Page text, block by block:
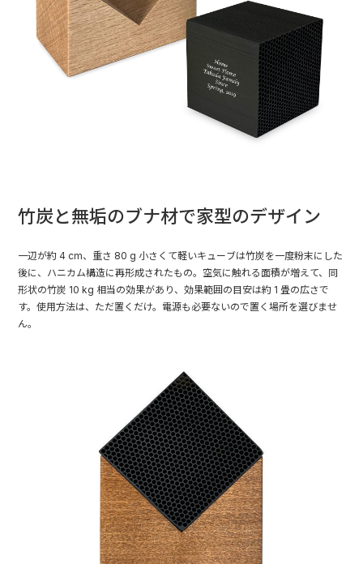
竹炭と無垢のブナ材で家型のデザイン
一辺が約 4 cm、重さ 80 g 小さくて軽いキューブは竹炭を一度粉末にした
後に、ハニカム構造に再形成されたもの。空気に触れる面積が増えて、同
形状の竹炭 10 kg 相当の効果があり、効果範囲の目安は約 1 畳の広さで
す。使用方法は、ただ置くだけ。電源も必要ないので置く場所を選びませ
ん。